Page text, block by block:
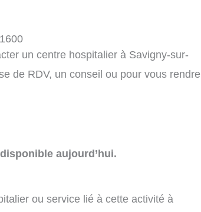
un centre hospitalier à Savigny-sur-
de RDV, un conseil ou pour vous rendre
aujourd’hui.
ou service lié à cette activité à